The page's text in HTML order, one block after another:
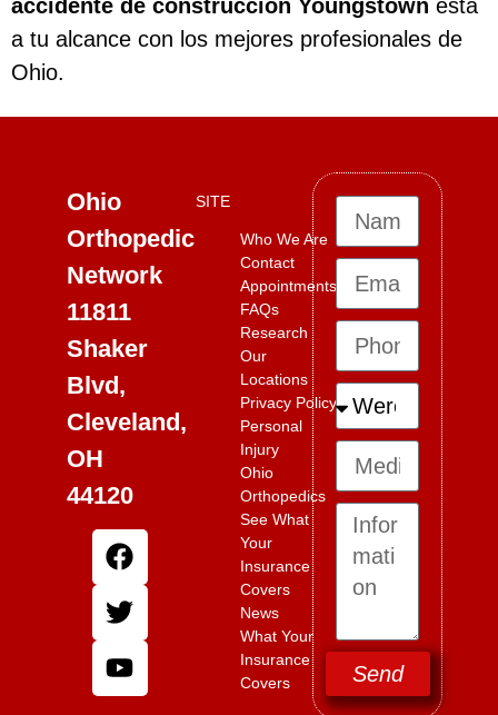
accidente de construcción Youngstown está
a tu alcance con los mejores profesionales de
Ohio.
Ohio
Orthopedic
Network
11811
Shaker
Blvd,
Cleveland,
OH
44120
SITE
Who We Are
Contact
Appointments
FAQs
Research
Our
Locations
Privacy Policy
Personal
Injury
Ohio
Orthopedics
See What
Your
Insurance
Covers
News
What Your
Insurance
Covers
Send